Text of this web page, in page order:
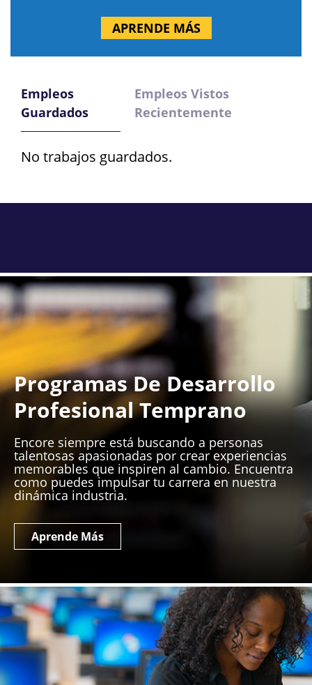
APRENDE MÁS
Empleos
Guardados
Empleos Vistos
Recientemente
No trabajos guardados.
Programas De Desarrollo
Profesional Temprano
Encore siempre está buscando a personas
talentosas apasionadas por crear experiencias
memorables que inspiren al cambio. Encuentra
como puedes impulsar tu carrera en nuestra
dinámica industria.
Aprende Más